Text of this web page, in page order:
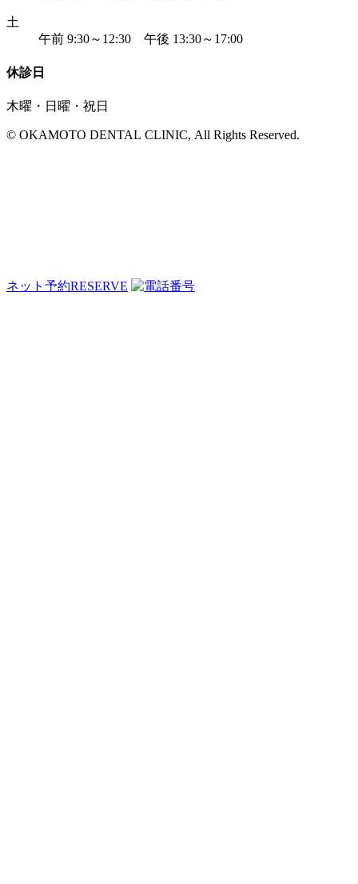
土
午前 9:30～12:30 午後 13:30～17:00
休診日
木曜・日曜・祝日
© OKAMOTO DENTAL CLINIC, All Rights Reserved.
ネット予約RESERVE